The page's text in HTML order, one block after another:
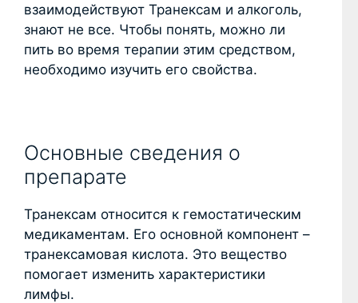
взаимодействуют Транексам и алкоголь,
знают не все. Чтобы понять, можно ли
пить во время терапии этим средством,
необходимо изучить его свойства.
Основные сведения о
препарате
Транексам относится к гемостатическим
медикаментам. Его основной компонент –
транексамовая кислота. Это вещество
помогает изменить характеристики
лимфы.